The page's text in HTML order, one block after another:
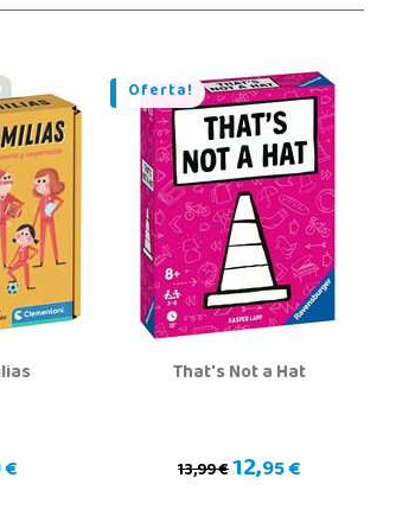
Oferta!
That's Not a Hat
13,99 €12,95 €